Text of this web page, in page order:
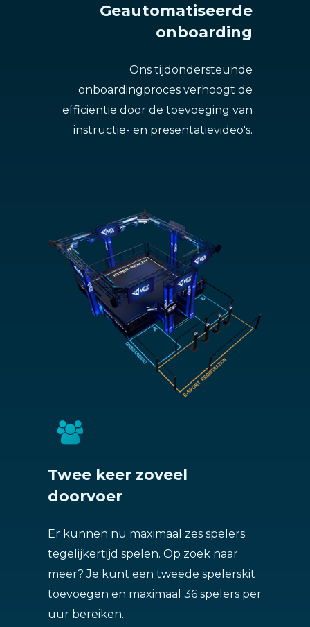
Geautomatiseerde
onboarding
Ons tijdondersteunde
onboardingproces verhoogt de
efficiëntie door de toevoeging van
instructie- en presentatievideo's.
Twee keer zoveel
doorvoer
Er kunnen nu maximaal zes spelers
tegelijkertijd spelen. Op zoek naar
meer? Je kunt een tweede spelerskit
toevoegen en maximaal 36 spelers per
uur bereiken.